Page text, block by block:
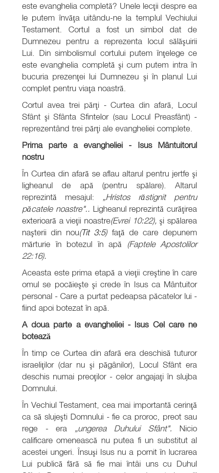
este evanghelia completă? Unele lecţii despre ea
le putem învăţa uitându-ne la templul Vechiului
Testament. Cortul a fost un simbol dat de
Dumnezeu pentru a reprezenta locul sălăşuirii
Lui. Din simbolismul cortului putem înţelege ce
este evanghelia completă şi cum putem intra în
bucuria prezenţei lui Dumnezeu şi în planul Lui
complet pentru viaţa noastră.
Cortul avea trei părţi - Curtea din afară, Locul
Sfânt şi Sfânta Sfintelor (sau Locul Preasfânt) -
reprezentând trei părţi ale evangheliei complete.
Prima parte a evangheliei - Isus Mântuitorul
nostru
În Curtea din afară se aflau altarul pentru jertfe şi
ligheanul de apă (pentru spălare). Altarul
reprezintă mesajul: „Hristos răstignit pentru
păcatele noastre".. Ligheanul reprezintă curăţirea
exterioară a vieţii noastre(Evrei 10:22),şi spălarea
naşterii din nou(Tit 3:5) faţă de care depunem
mărturie în botezul în apă (Faptele Apostolilor
22:16).
Aceasta este prima etapă a vieţii creştine în care
omul se pocăieşte şi crede în Isus ca Mântuitor
personal - Care a purtat pedeapsa păcatelor lui -
fiind apoi botezat în apă.
A doua parte a evangheliei - Isus Cel care ne
botează
În timp ce Curtea din afară era deschisă tuturor
israeliţilor (dar nu şi păgânilor), Locul Sfânt era
deschis numai preoţilor - celor angajaţi în slujba
Domnului.
În Vechiul Testament, cea mai importantă cerinţă
ca să slujeşti Domnului - fie ca proroc, preot sau
rege - era „ungerea Duhului Sfânt". Nicio
calificare omenească nu putea fi un substitut al
acestei ungeri. Însuşi Isus nu a pornit în lucrarea
Lui publică fără să fie mai întâi uns cu Duhul